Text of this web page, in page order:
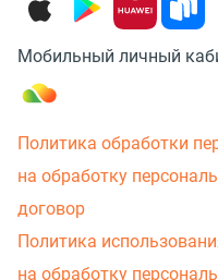
Мобильный личный
Политика обработки
на обработку
договор
Политика
на обработку